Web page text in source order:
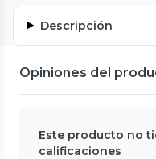
Descripción
Opiniones del
Este producto no
calificaciones